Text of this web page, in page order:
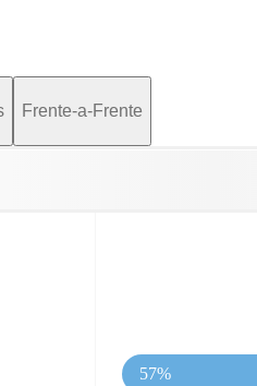
Frente-a-Frente
57%